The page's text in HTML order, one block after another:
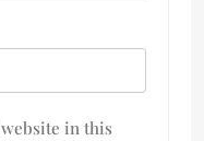
in this